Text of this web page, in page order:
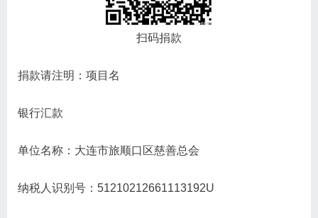
扫码捐款
捐款请注明：项目名
银行汇款
单位名称：大连市旅顺口区慈善总会
纳税人识别号：51210212661113192U